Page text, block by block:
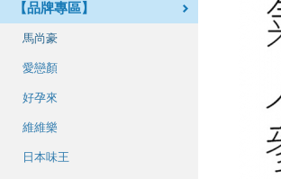
【品牌專區】
馬尚豪
愛戀顏
好孕來
維維樂
日本味王